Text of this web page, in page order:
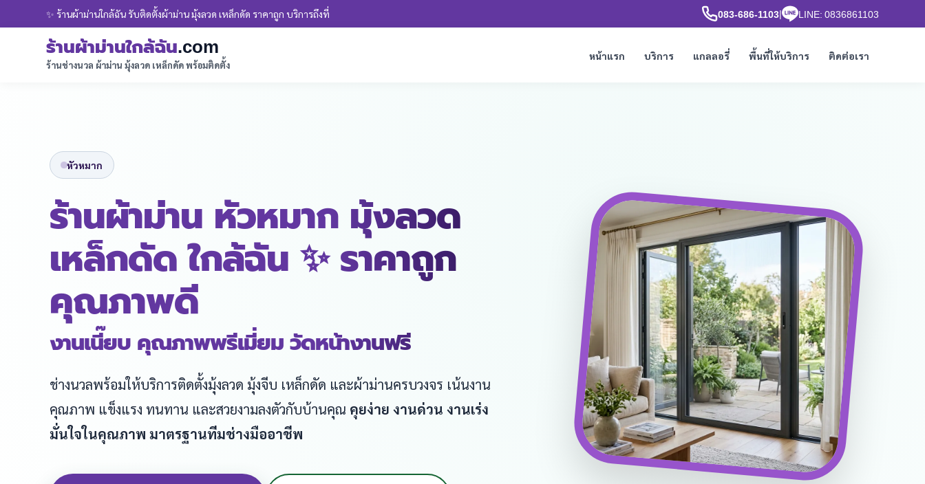
✨ ร้านผ้าม่านใกล้ฉัน รับติดตั้งผ้าม่าน มุ้งลวด เหล็กดัด ราคาถูก บริการถึงที่ 083-686-1103| LINE: 0836861103
ร้านผ้าม่านใกล้ฉัน.com
ร้านช่างนวล ผ้าม่าน มุ้งลวด เหล็กดัด พร้อมติดตั้ง
หน้าแรก บริการ แกลลอรี่ พื้นที่ให้บริการ ติดต่อเรา
หัวหมาก
ร้านผ้าม่าน หัวหมาก มุ้งลวด
เหล็กดัด ใกล้ฉัน ✨ ราคาถูก
คุณภาพดี
งานเนี๊ยบ คุณภาพพรีเมี่ยม วัดหน้างานฟรี
ช่างนวลพร้อมให้บริการติดตั้งมุ้งลวด มุ้งจีบ เหล็กดัด และผ้าม่านครบวงจร เน้นงาน
คุณภาพ แข็งแรง ทนทาน และสวยงามลงตัวกับบ้านคุณ คุยง่าย งานด่วน งานเร่ง
มั่นใจในคุณภาพ มาตรฐานทีมช่างมืออาชีพ